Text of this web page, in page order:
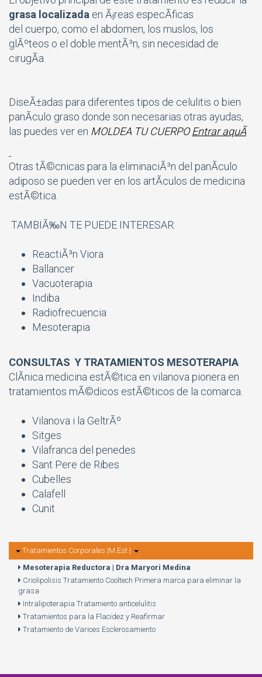
grasa localizada en Ã¡reas especÃ­ficas
del cuerpo, como el abdomen, los muslos, los
glÃºteos o el doble mentÃ³n, sin necesidad de
cirugÃ­a.
DiseÃ±adas para diferentes tipos de celulitis o bien
panÃ­culo graso donde son necesarias otras ayudas,
las puedes ver en MOLDEA TU CUERPOEntrar aquÃ­
Otras tÃ©cnicas para la eliminaciÃ³n del panÃ­culo
adiposo se pueden ver en los artÃ­culos de medicina
estÃ©tica.
TAMBIÃ‰N TE PUEDE INTERESAR:
ReactiÃ³n Viora
Ballancer
Vacuoterapia
Indiba
Radiofrecuencia
Mesoterapia
CONSULTAS Y TRATAMIENTOS MESOTERAPIA
ClÃ­nica medicina estÃ©tica en vilanova pionera en
tratamientos mÃ©dicos estÃ©ticos de la comarca.
Vilanova i la GeltrÃº
Sitges
Vilafranca del penedes
Sant Pere de Ribes
Cubelles
Calafell
Cunit
Tratamientos Corporales |M.Est |
Mesoterapia Reductora | Dra Maryori Medina
Criolipolisis Tratamiento Cooltech Primera marca para eliminar la
grasa
Intralipoterapia Tratamiento anticelulitis
Tratamientos para la Flacidez y Reafirmar
Tratamiento de Varices Esclerosamiento